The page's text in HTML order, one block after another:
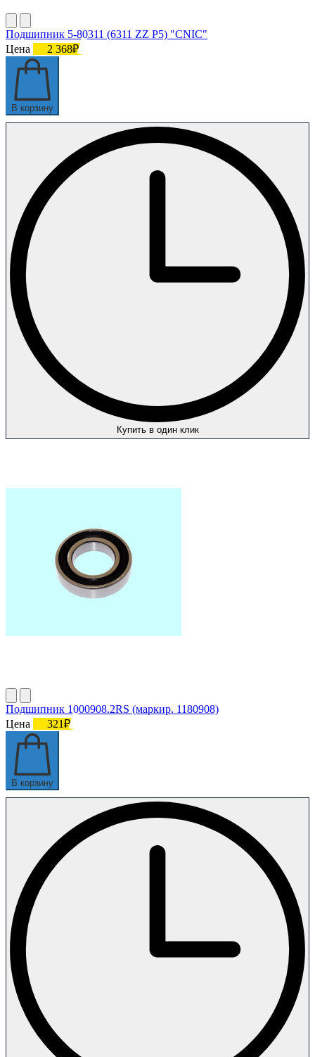
Подшипник 5-80311 (6311 ZZ P5) "CNIC"
Цена
2 368₽
В корзину
Купить в один клик
Подшипник 1000908.2RS (маркир. 1180908)
Цена
321₽
В корзину